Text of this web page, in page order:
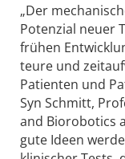
„Der
Potenzial neuer
frühen
teure und
Patienten und
Syn Schmitt,
and Biorobotics
gute Ideen